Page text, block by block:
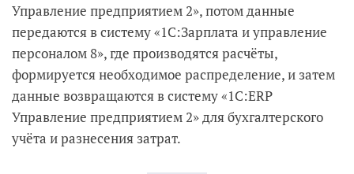
Управление предприятием 2», потом данные
передаются в систему «1С:Зарплата и управление
персоналом 8», где производятся расчёты,
формируется необходимое распределение, и затем
данные возвращаются в систему «1С:ERP
Управление предприятием 2» для бухгалтерского
учёта и разнесения затрат.